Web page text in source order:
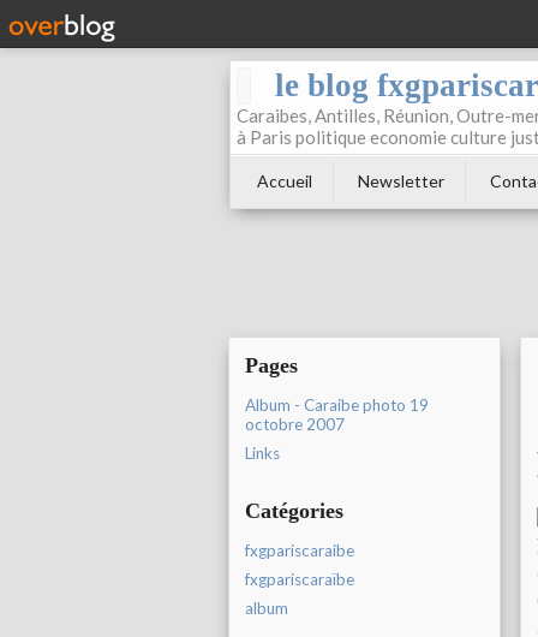
le blog
Caraibes, Antilles, Réunion, Outre-
à Paris politique economie culture
Accueil Newsletter
Pages
Album - Caraibe photo 19
octobre 2007
Links
Catégories
fxgpariscaraibe
fxgpariscaraïbe
album